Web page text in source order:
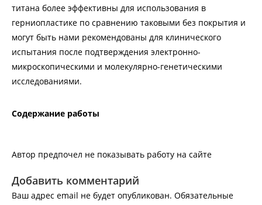
титана более эффективны для использования в
герниопластике по сравнению таковыми без покрытия и
могут быть нами рекомендованы для клинического
испытания после подтверждения электронно-
микроскопическими и молекулярно-генетическими
исследованиями.
Содержание работы
Автор предпочел не показывать работу на сайте
Добавить комментарий
Ваш адрес email не будет опубликован. Обязательные